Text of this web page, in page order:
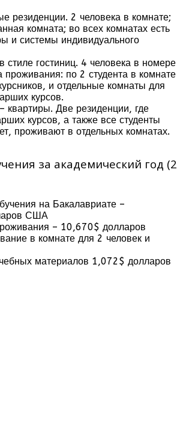
резиденции. 2 человека в комнате;
комната; во всех комнатах есть
и системы индивидуального
стиле гостиниц. 4 человека в номере
проживания: по 2 студента в комнате
и отдельные комнаты для
курсов.
квартиры. Две резиденции, где
курсов, а также все студенты
проживают в отдельных комнатах.
за академический год (2
на Бакалавриате –
США
– 10,670$ долларов
в комнате для 2 человек и
материалов 1,072$ долларов